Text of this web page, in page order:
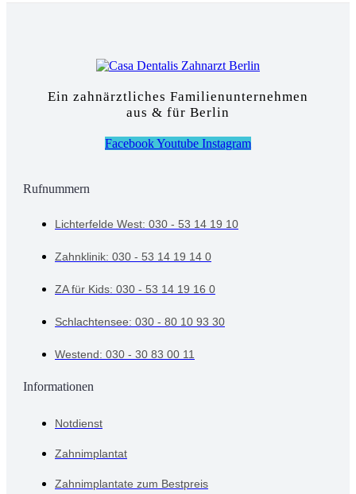
Ein zahnärztliches Familienunternehmen
aus & für Berlin
FacebookYoutube Instagram
Rufnummern
Lichterfelde West: 030 - 53 14 19 10
Zahnklinik: 030 - 53 14 19 14 0
ZA für Kids: 030 - 53 14 19 16 0
Schlachtensee: 030 - 80 10 93 30
Westend: 030 - 30 83 00 11
Informationen
Notdienst
Zahnimplantat
Zahnimplantate zum Bestpreis